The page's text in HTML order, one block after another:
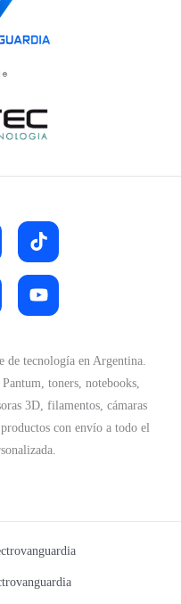
de tecnología en Argentina.
toners, notebooks,
3D, filamentos, cámaras
con envío a todo el